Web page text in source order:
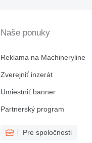
Naše ponuky
Reklama na Machineryline
Zverejniť inzerát
Umiestniť banner
Partnerský program
Pre spoločnosti